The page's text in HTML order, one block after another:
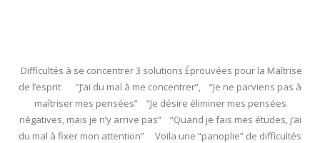
Difficultés à se concentrer 3 solutions Éprouvées pour la Maîtrise
de l’esprit “J’ai du mal à me concentrer”, “Je ne parviens pas à
maîtriser mes pensées” “Je désire éliminer mes pensées
négatives, mais je n’y arrive pas” “Quand je fais mes études, j’ai
du mal à fixer mon attention” Voila une “panoplie” de difficultés